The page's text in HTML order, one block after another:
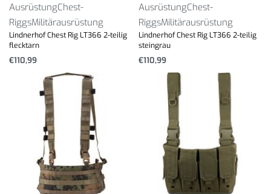
AusrüstungChest-
RiggsMilitärausrüstung
Lindnerhof Chest Rig LT366 2-teilig
flecktarn
€110,99
AusrüstungChest-
RiggsMilitärausrüstung
Lindnerhof Chest Rig LT366 2-teilig
steingrau
€110,99